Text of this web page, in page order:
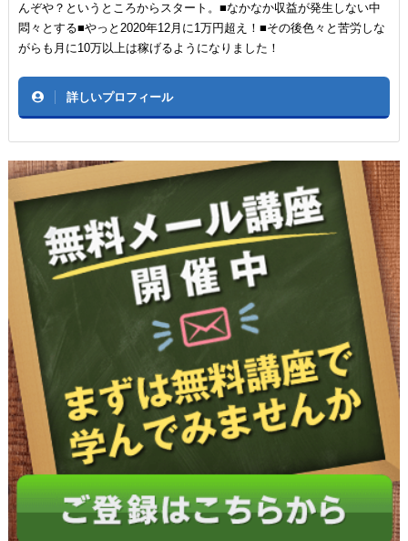
んぞや？というところからスタート。■なかなか収益が発生しない中
悶々とする■やっと2020年12月に1万円超え！■その後色々と苦労しな
がらも月に10万以上は稼げるようになりました！
詳しいプロフィール